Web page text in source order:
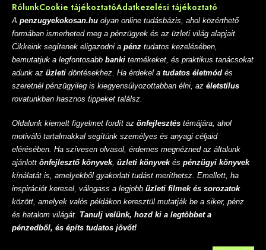
RólunkCookie tájékoztatóAdatkezelési tájékoztató
A penzugyekokosan.hu olyan online tudásbázis, ahol közérthető
formában ismerheted meg a pénzügyek és az üzleti világ alapjait.
Cikkeink segítenek eligazodni a pénz tudatos kezelésében,
bemutatjuk a legfontosabb banki termékeket, és praktikus tanácsokat
adunk az üzleti döntésekhez. Ha érdekel a tudatos életmód és
szeretnél pénzügyileg is kiegyensúlyozottabban élni, az életstílus
rovatunkban hasznos tippeket találsz.
Oldalunk kiemelt figyelmet fordít az önfejlesztés témájára, ahol
motiváló tartalmakkal segítünk személyes és anyagi céljaid
elérésében. Ha szívesen olvasol, érdemes megnézned az általunk
ajánlott önfejlesztő könyvek, üzleti könyvekés pénzügyi könyvek
kínálatát is, amelyekből gyakorlati tudást meríthetsz. Emellett, ha
inspirációt keresel, válogass a legjobb üzleti filmek és sorozatok
között, amelyek valós példákon keresztül mutatják be a siker, pénz
és hatalom világát. Tanulj velünk, hozd ki a legtöbbet a
pénzedből, és építs tudatos jövőt!